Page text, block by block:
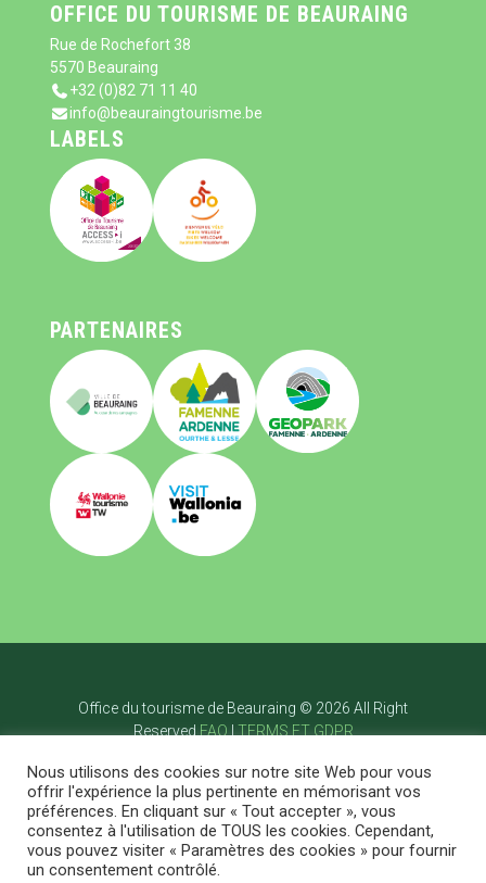
OFFICE DU TOURISME DE BEAURAING
Rue de Rochefort 38
5570 Beauraing
+32 (0)82 71 11 40
info@beauraingtourisme.be
LABELS
PARTENAIRES
Office du tourisme de Beauraing © 2026 All Right
ReservedFAQ|TERMS ET GDPR
Visiter
Bouger
Savourer
Dormir
Agenda
Blog
Nous utilisons des cookies sur notre site Web pour vous
offrir l'expérience la plus pertinente en mémorisant vos
préférences. En cliquant sur « Tout accepter », vous
consentez à l'utilisation de TOUS les cookies. Cependant,
vous pouvez visiter « Paramètres des cookies » pour fournir
un consentement contrôlé.